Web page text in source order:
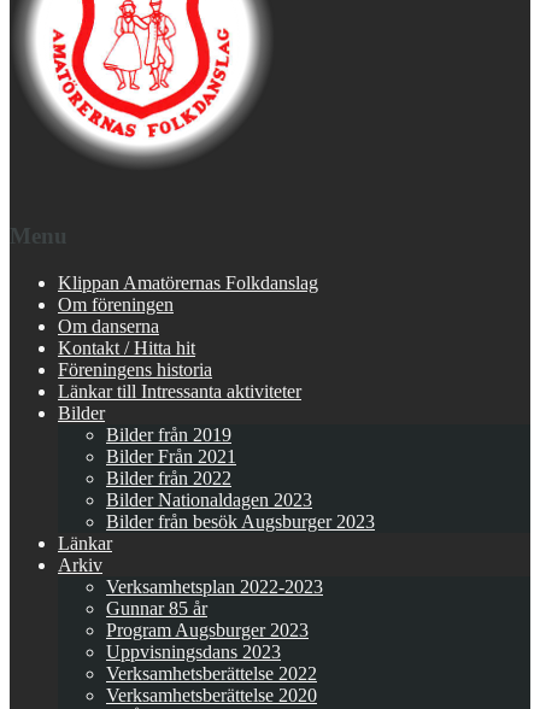
Menu
Klippan Amatörernas Folkdanslag
Om föreningen
Om danserna
Kontakt / Hitta hit
Föreningens historia
Länkar till Intressanta aktiviteter
Bilder
Bilder från 2019
Bilder Från 2021
Bilder från 2022
Bilder Nationaldagen 2023
Bilder från besök Augsburger 2023
Länkar
Arkiv
Verksamhetsplan 2022-2023
Gunnar 85 år
Program Augsburger 2023
Uppvisningsdans 2023
Verksamhetsberättelse 2022
Verksamhetsberättelse 2020